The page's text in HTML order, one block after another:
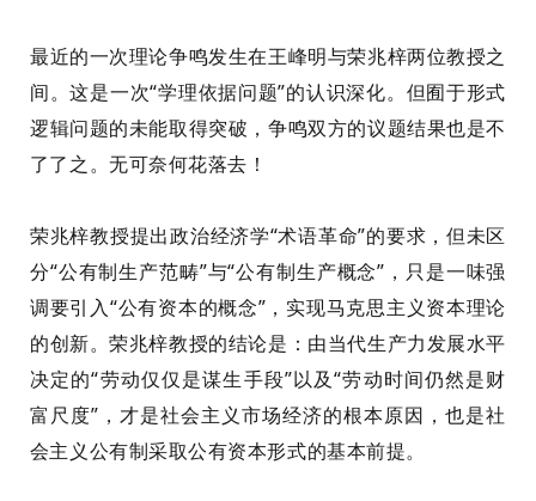
最近的一次理论争鸣发生在王峰明与荣兆梓两位教授之
间。这是一次“学理依据问题”的认识深化。但囿于形式
逻辑问题的未能取得突破，争鸣双方的议题结果也是不
了了之。无可奈何花落去！
荣兆梓教授提出政治经济学“术语革命”的要求，但未区
分“公有制生产范畴”与“公有制生产概念”，只是一味强
调要引入“公有资本的概念”，实现马克思主义资本理论
的创新。荣兆梓教授的结论是：由当代生产力发展水平
决定的“劳动仅仅是谋生手段”以及“劳动时间仍然是财
富尺度”，才是社会主义市场经济的根本原因，也是社
会主义公有制采取公有资本形式的基本前提。